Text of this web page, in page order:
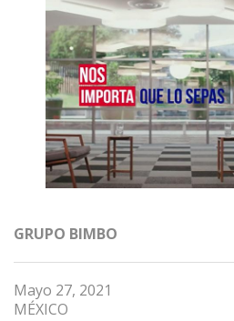
GRUPO BIMBO
Mayo 27, 2021
MÉXICO